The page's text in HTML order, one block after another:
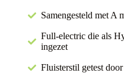
Samengesteld met A
Full-electric die als
ingezet
Fluisterstil getest